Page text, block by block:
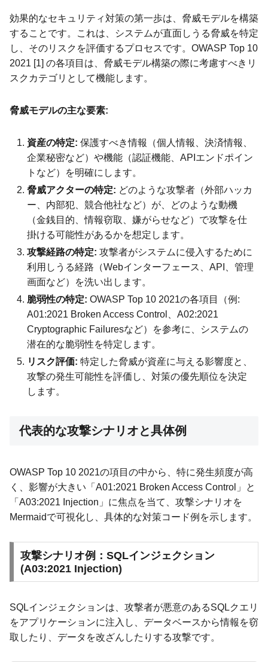
効果的なセキュリティ対策の第一歩は、脅威モデルを構築
することです。これは、システムが直面しうる脅威を特定
し、そのリスクを評価するプロセスです。OWASP Top 10
2021 [1] の各項目は、脅威モデル構築の際に考慮すべきリ
スクカテゴリとして機能します。
脅威モデルの主な要素:
資産の特定: 保護すべき情報（個人情報、決済情報、
企業秘密など）や機能（認証機能、APIエンドポイン
トなど）を明確にします。
脅威アクターの特定: どのような攻撃者（外部ハッカ
ー、内部犯、競合他社など）が、どのような動機
（金銭目的、情報窃取、嫌がらせなど）で攻撃を仕
掛ける可能性があるかを想定します。
攻撃経路の特定: 攻撃者がシステムに侵入するために
利用しうる経路（Webインターフェース、API、管理
画面など）を洗い出します。
脆弱性の特定: OWASP Top 10 2021の各項目（例:
A01:2021 Broken Access Control、A02:2021
Cryptographic Failuresなど）を参考に、システムの
潜在的な脆弱性を特定します。
リスク評価: 特定した脅威が資産に与える影響度と、
攻撃の発生可能性を評価し、対策の優先順位を決定
します。
代表的な攻撃シナリオと具体例
OWASP Top 10 2021の項目の中から、特に発生頻度が高
く、影響が大きい「A01:2021 Broken Access Control」と
「A03:2021 Injection」に焦点を当て、攻撃シナリオを
Mermaidで可視化し、具体的な対策コード例を示します。
攻撃シナリオ例：SQLインジェクション
(A03:2021 Injection)
SQLインジェクションは、攻撃者が悪意のあるSQLクエリ
をアプリケーションに注入し、データベースから情報を窃
取したり、データを改ざんしたりする攻撃です。